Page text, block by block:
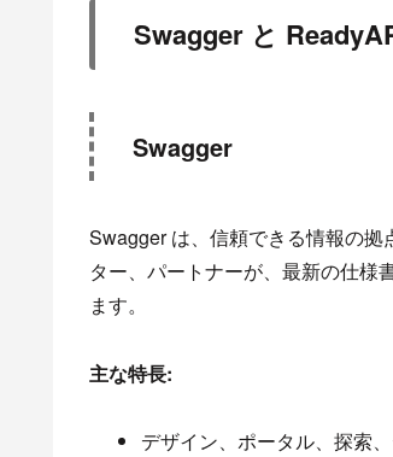
Swagger と
Swagger
Swagger は、信頼できる情報の
ター、パートナーが、最新の仕様
ます。
主な特長:
デザイン、ポータル、探索